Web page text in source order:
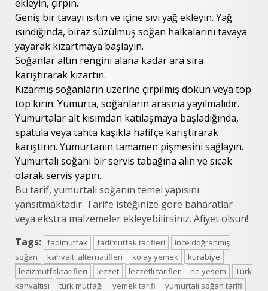
ekleyin, çırpın.
Geniş bir tavayı ısıtın ve içine sıvı yağ ekleyin. Yağ
ısındığında, biraz süzülmüş soğan halkalarını tavaya
yayarak kızartmaya başlayın.
Soğanlar altın rengini alana kadar ara sıra
karıştırarak kızartın.
Kızarmış soğanların üzerine çırpılmış dökün veya top
top kırın. Yumurta, soğanların arasına yayılmalıdır.
Yumurtalar alt kısımdan katılaşmaya başladığında,
spatula veya tahta kaşıkla hafifçe karıştırarak
karıştırın. Yumurtanın tamamen pişmesini sağlayın.
Yumurtalı soğanı bir servis tabağına alın ve sıcak
olarak servis yapın.
Bu tarif, yumurtalı soğanın temel yapısını
yansıtmaktadır. Tarife isteğinize göre baharatlar
veya ekstra malzemeler ekleyebilirsiniz. Afiyet olsun!
Tags: fadimutfak fadimutfak tarifleri
ince doğranmış
soğan
kahvaltı alternatifleri kolay yemek
kurabiye
lezizmutfaktarifleri
lezzet lezzetli tarifler ne yesem
Türk
kahvaltısı
türk mutfağı yemek tarifi yumurtalı soğan tarifi